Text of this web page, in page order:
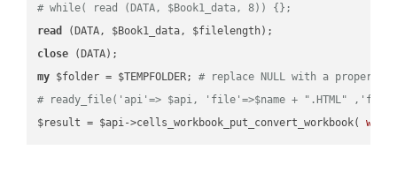
# while( read (DATA, $Book1_data, 8)) {};
read
close
my $folder = $TEMPFOLDER; # replace NULL with a proper
# ready_file('api'=> $api, 'file'=>$name + ".HTML"
$result = $api->cells_workbook_put_convert_workbook(